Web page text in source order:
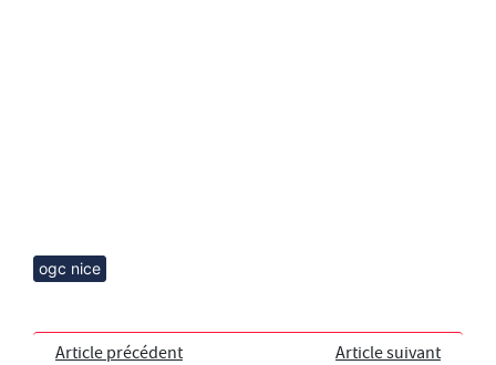
ogc nice
Article précédent
Article suivant